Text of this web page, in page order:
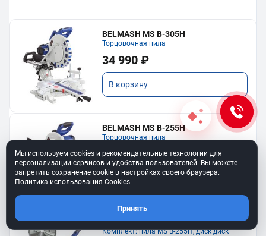
BELMASH MS B-305H
Торцовочная пила
34 990 ₽
В корзину
BELMASH MS B-255H
Торцовочная пила
23 690 ₽
В корзину
BELMASH MS B-255H COMBO
Комплект: пила MS B-255H, диск диск
Мы используем cookies и рекомендательные технологии для
персонализации сервисов и удобства пользователей. Вы можете
запретить сохранение cookie в настройках своего браузера.
Политика использования Cookies
Принять